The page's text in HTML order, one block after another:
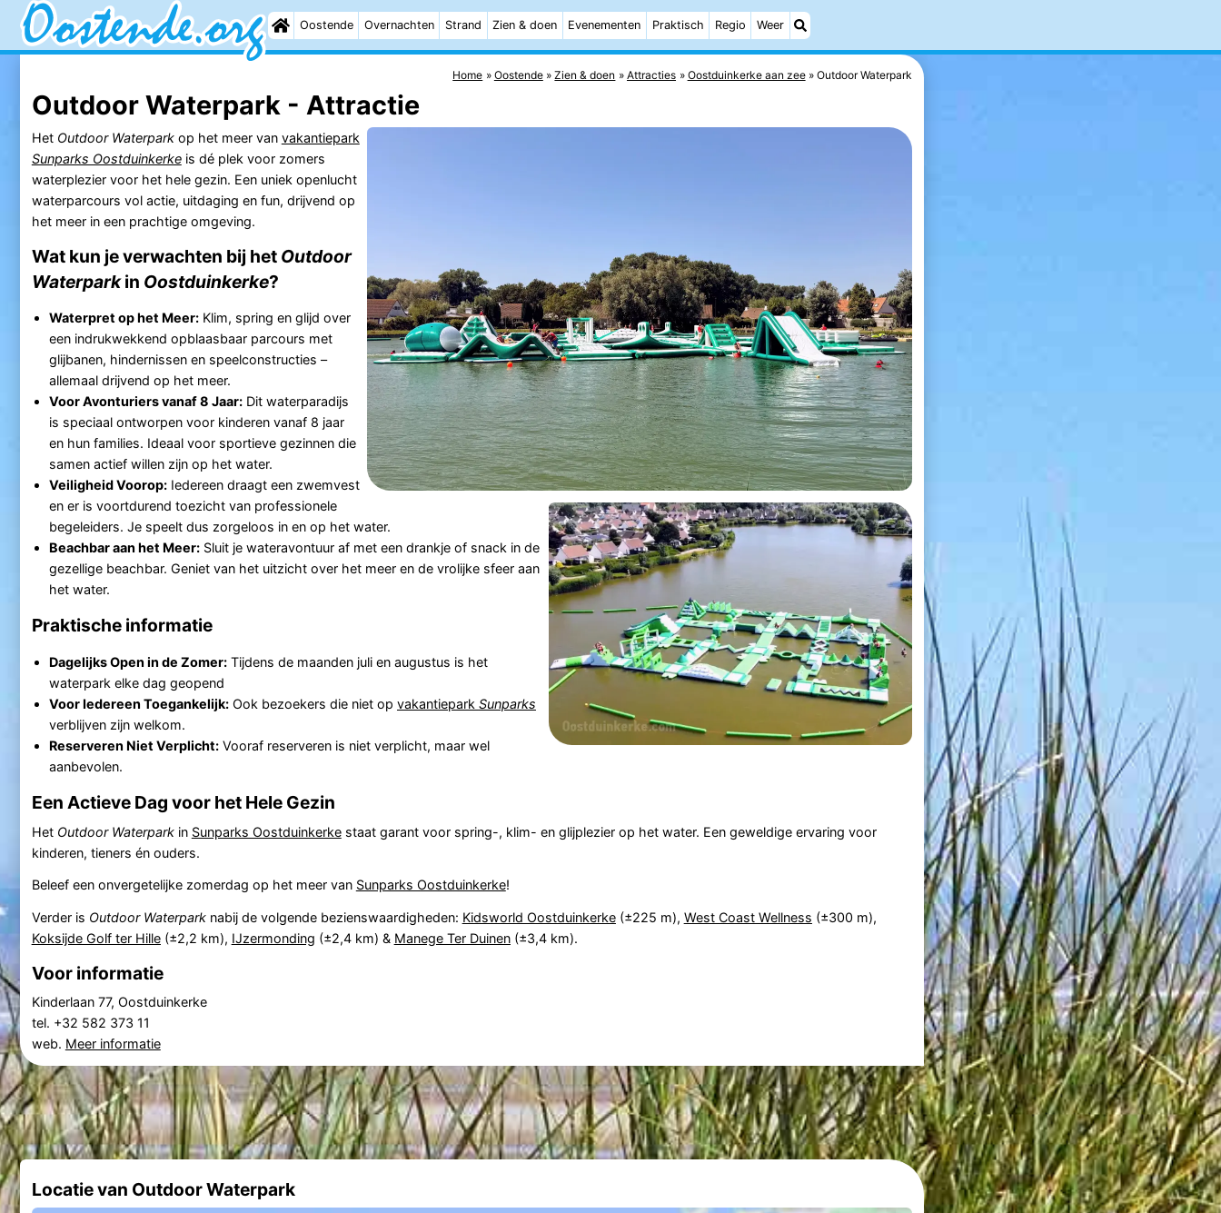
Oostende Overnachten Strand Zien & doen Evenementen Praktisch Regio Weer
Home Oostende Zien & doen Attracties Oostduinkerke aan zee Outdoor Waterpark
Outdoor Waterpark - Attractie
Het Outdoor Waterparkop het meer van vakantiepark
Sunparks Oostduinkerkeis dé plek voor zomers
waterplezier voor het hele gezin. Een uniek openlucht
waterparcours vol actie, uitdaging en fun, drijvend op
het meer in een prachtige omgeving.
Wat kun je verwachten bij het Outdoor
Waterparkin Oostduinkerke?
Waterpret op het Meer:Klim, spring en glijd over
een indrukwekkend opblaasbaar parcours met
glijbanen, hindernissen en speelconstructies –
allemaal drijvend op het meer.
Voor Avonturiers vanaf 8 Jaar:Dit waterparadijs
is speciaal ontworpen voor kinderen vanaf 8 jaar
en hun families. Ideaal voor sportieve gezinnen die
samen actief willen zijn op het water.
Veiligheid Voorop:Iedereen draagt een zwemvest
en er is voortdurend toezicht van professionele
begeleiders. Je speelt dus zorgeloos in en op het water.
Beachbar aan het Meer:Sluit je wateravontuur af met een drankje of snack in de
gezellige beachbar. Geniet van het uitzicht over het meer en de vrolijke sfeer aan
het water.
Praktische informatie
Dagelijks Open in de Zomer:Tijdens de maanden juli en augustus is het
waterpark elke dag geopend
Voor Iedereen Toegankelijk:Ook bezoekers die niet op vakantiepark Sunparks
verblijven zijn welkom.
Reserveren Niet Verplicht:Vooraf reserveren is niet verplicht, maar wel
aanbevolen.
Een Actieve Dag voor het Hele Gezin
Het Outdoor Waterparkin Sunparks Oostduinkerkestaat garant voor spring-, klim- en glijplezier op het water. Een geweldige ervaring voor
kinderen, tieners én ouders.
Beleef een onvergetelijke zomerdag op het meer van Sunparks Oostduinkerke!
Verder is Outdoor Waterparknabij de volgende bezienswaardigheden: Kidsworld Oostduinkerke(±225 m), West Coast Wellness (±300 m),
Koksijde Golf ter Hille(±2,2 km), IJzermonding (±2,4 km) & Manege Ter Duinen(±3,4 km).
Voor informatie
Kinderlaan 77, Oostduinkerke
tel. +32 582 373 11
web. Meer informatie
Locatie van Outdoor Waterpark